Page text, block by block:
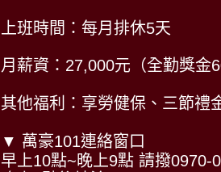
上班時間：每月排休5天
月薪資：27,000元（全勤獎金
其他福利：享勞健保、三節禮
▼ 萬豪101連絡窗口
早上10點~晚上9點 請撥0970-